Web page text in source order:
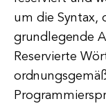
um die Syntax,
grundlegende
Reservierte